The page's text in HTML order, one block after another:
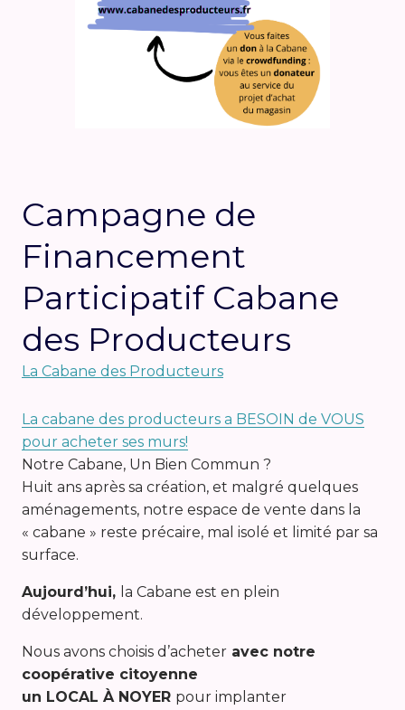
Campagne de
Financement
Participatif Cabane
des Producteurs
La Cabane des Producteurs
La cabane des producteurs a BESOIN de VOUS
pour acheter ses murs!
Notre Cabane, Un Bien Commun ?
Huit ans après sa création, et malgré quelques
aménagements, notre espace de vente dans la
« cabane » reste précaire, mal isolé et limité par sa
surface.
Aujourd’hui, la Cabane est en plein
développement.
Nous avons choisis d’acheter avec notre
coopérative citoyenne
un LOCAL À NOYER pour implanter